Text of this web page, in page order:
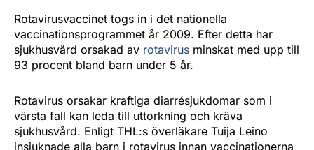
Rotavirusvaccinet togs in i det nationella
vaccinationsprogrammet år 2009. Efter detta har
sjukhusvård orsakad av rotavirus minskat med upp till
93 procent bland barn under 5 år.
Rotavirus orsakar kraftiga diarrésjukdomar som i
värsta fall kan leda till uttorkning och kräva
sjukhusvård. Enligt THL:s överläkare Tuija Leino
insjuknade alla barn i rotavirus innan vaccinationerna